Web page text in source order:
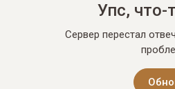
Упс, что-
Сервер перестал